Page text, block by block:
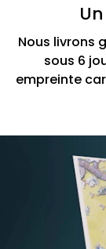
Nous livrons
sous 6
empreinte